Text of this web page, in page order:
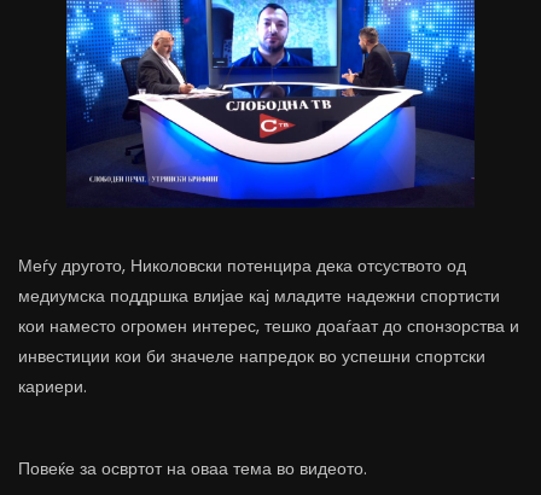
Меѓу другото, Николовски потенцира дека отсуството од
медиумска поддршка влијае кај младите надежни спортисти
кои наместо огромен интерес, тешко доаѓаат до спонзорства и
инвестиции кои би значеле напредок во успешни спортски
кариери.
Повеќе за освртот на оваа тема во видеото.